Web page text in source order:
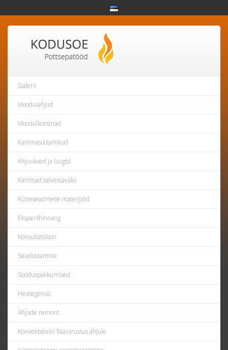
Galerii
Moodulahjud
Moodulkorstnad
Kaminasüdamikud
Ahjuuksed ja luugid
Kaminad salvestavaks
Kütteseadmete materjalid
Eksperthinnang
Konsultatsioon
Seadustamine
Sooduspakkumised
Heategevus
Ahjude remont
Konvektsiooni lisavarustus ahjule